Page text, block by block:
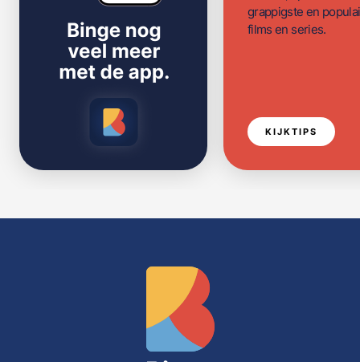
grappigste en
films en series.
KIJKTIPS